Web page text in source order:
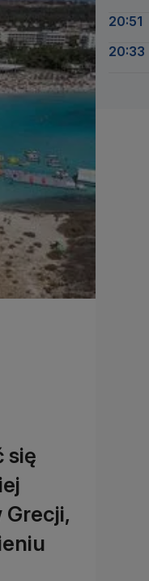
się
Grecji,
20:51
20:33